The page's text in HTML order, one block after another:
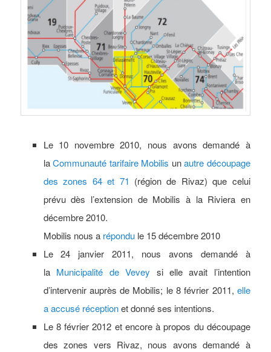
Le 10 novembre 2010, nous avons demandé à
laCommunauté tarifaire Mobilis unautre découpage
des zones 64 et 71 (région de Rivaz) que celui
prévu dès l’extension de Mobilis à la Riviera en
décembre 2010.
Mobilis nous a répondule 15 décembre 2010
Le 24 janvier 2011, nous avons demandé à
la Municipalité de Vevey si elle avait l’intention
d’intervenir auprès de Mobilis; le 8 février 2011, elle
a accusé réceptionet donné ses intentions.
Le 8 février 2012 et encore à propos du découpage
des zones vers Rivaz, nous avons demandé à